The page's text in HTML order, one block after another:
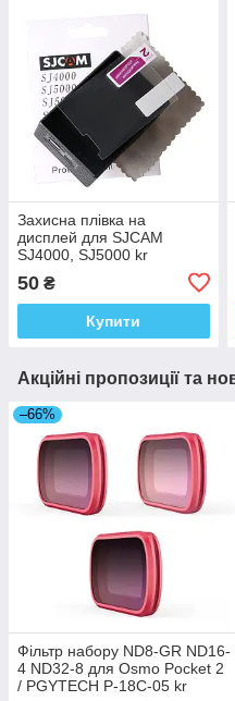
Захисна плівка на
дисплей для SJCAM
SJ4000, SJ5000 kr
50 ₴
Купити
Акційні пропозиції та
–66%
Фільтр набору ND8-GR ND16-
4 ND32-8 для Osmo Pocket 2
/ PGYTECH P-18C-05 kr